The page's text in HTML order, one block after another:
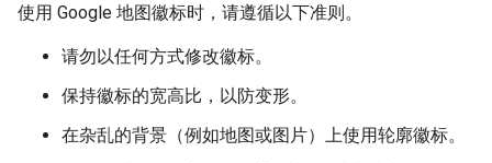
使用 Google 地图徽标时，请遵循以下准则。
请勿以任何方式修改徽标。
保持徽标的宽高比，以防变形。
在杂乱的背景（例如地图或图片）上使用轮廓徽标。